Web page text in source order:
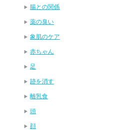
腸との関係
薬の臭い
象肌のケア
赤ちゃん
足
跡を消す
離乳食
頭
顔